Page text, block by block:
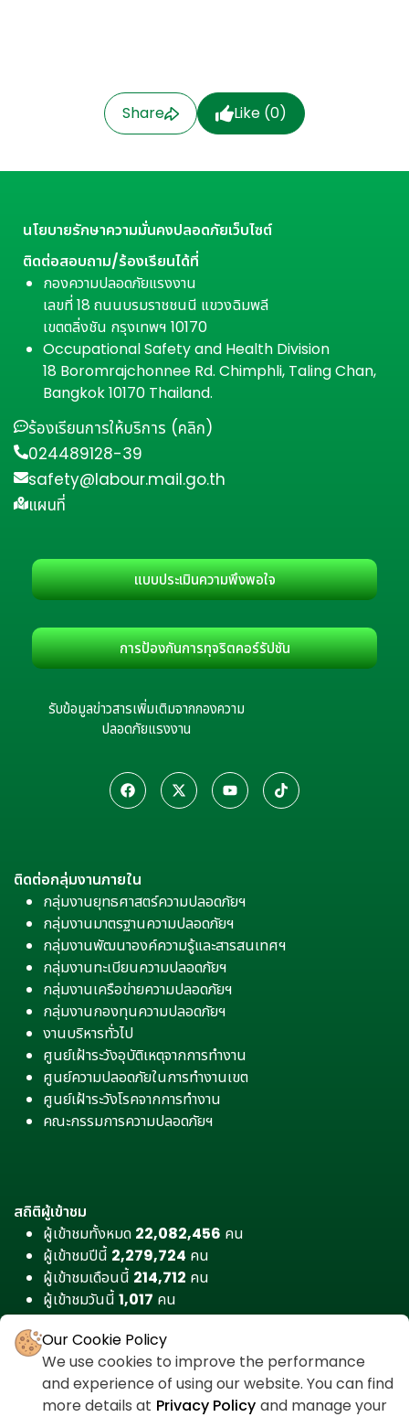
Share Like (0)
นโยบายรักษาความมั่นคงปลอดภัยเว็บไซต์
ติดต่อสอบถาม/ร้องเรียนได้ที่
กองความปลอดภัยแรงงาน
เลขที่ 18 ถนนบรมราชชนนี แขวงฉิมพลี
เขตตลิ่งชัน กรุงเทพฯ 10170
Occupational Safety and Health Division
18 Boromrajchonnee Rd. Chimphli, Taling Chan,
Bangkok 10170 Thailand.
ร้องเรียนการให้บริการ (คลิก)
024489128-39
safety@labour.mail.go.th
แผนที่
แบบประเมินความพึงพอใจ
การป้องกันการทุจริตคอร์รัปชัน
รับข้อมูลข่าวสารเพิ่มเติมจากกองความ
ปลอดภัยแรงงาน
ติดต่อกลุ่มงานภายใน
กลุ่มงานยุทธศาสตร์ความปลอดภัยฯ
กลุ่มงานมาตรฐานความปลอดภัยฯ
กลุ่มงานพัฒนาองค์ความรู้และสารสนเทศฯ
กลุ่มงานทะเบียนความปลอดภัยฯ
กลุ่มงานเครือข่ายความปลอดภัยฯ
กลุ่มงานกองทุนความปลอดภัยฯ
งานบริหารทั่วไป
ศูนย์เฝ้าระวังอุบัติเหตุจากการทำงาน
ศูนย์ความปลอดภัยในการทำงานเขต
ศูนย์เฝ้าระวังโรคจากการทำงาน
คณะกรรมการความปลอดภัยฯ
สถิติผู้เข้าชม
ผู้เข้าชมทั้งหมด 22,082,456 คน
ผู้เข้าชมปีนี้ 2,279,724 คน
ผู้เข้าชมเดือนนี้ 214,712 คน
ผู้เข้าชมวันนี้ 1,017 คน
Our Cookie Policy
We use cookies to improve the performance
and experience of using our website. You can find
more details at Privacy Policy and manage your